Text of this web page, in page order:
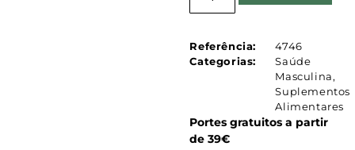
Referência:
4746
Categorias:
Saúde
Masculina,
Suplementos
Alimentares
Portes gratuitos a partir
de 39€